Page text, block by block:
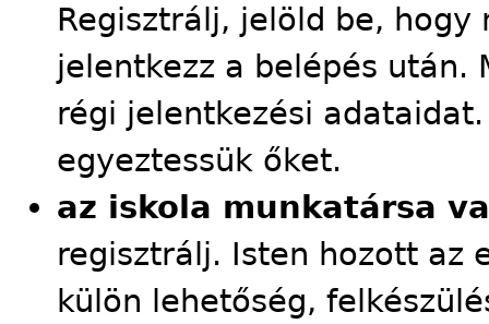
Regisztrálj, jelöld be,
jelentkezz a belépés után.
régi jelentkezési
egyeztessük őket.
az iskola munkatársa
regisztrálj. Isten hozott az
külön lehetőség,